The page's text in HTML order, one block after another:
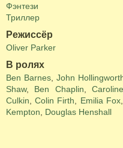
Фэнтези
Триллер
Режиссёр
Oliver Parker
В ролях
Ben Barnes ,John
Shaw, Ben Chaplin ,
Culkin ,Colin Firth Emilia Fox,
Kempton
Douglas Henshall